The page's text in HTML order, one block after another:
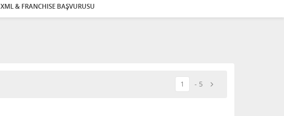
XML & FRANCHISE BAŞVURUSU
1 5